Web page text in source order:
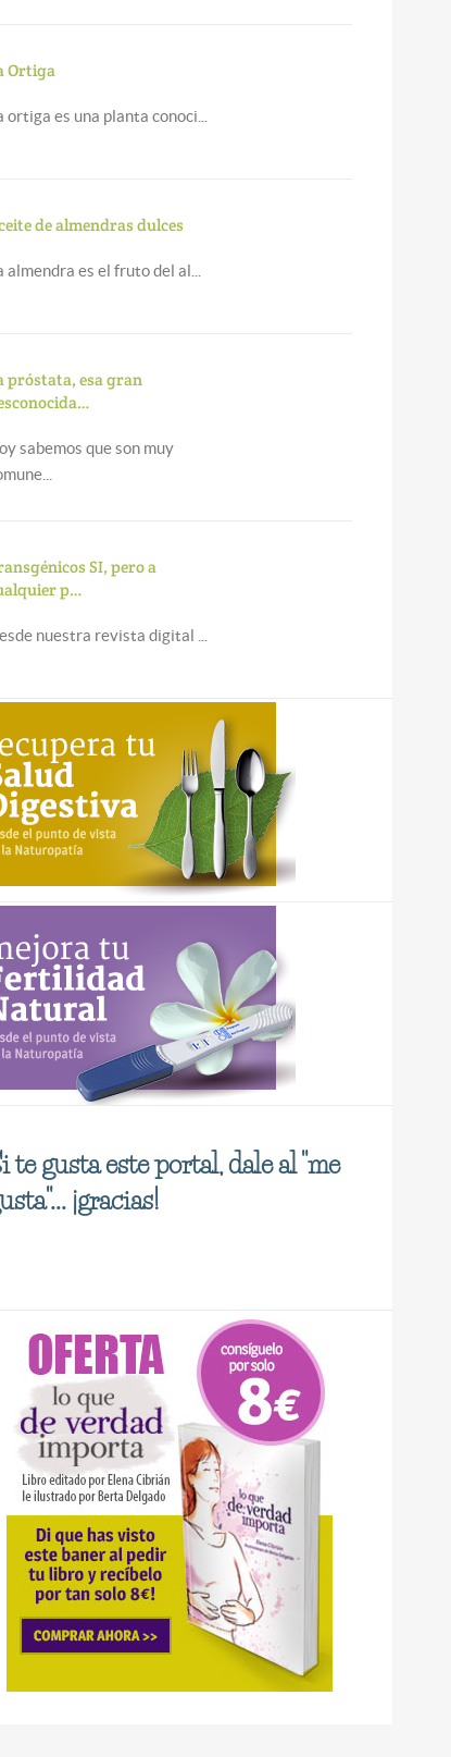
Ortiga
ortiga es una planta conoci...
de almendras dulces
almendra es el fruto del al...
próstata, esa gran
sabemos que son muy
SI, pero a
p…
nuestra revista digital ...
te gusta este portal, dale al "me
¡gracias!